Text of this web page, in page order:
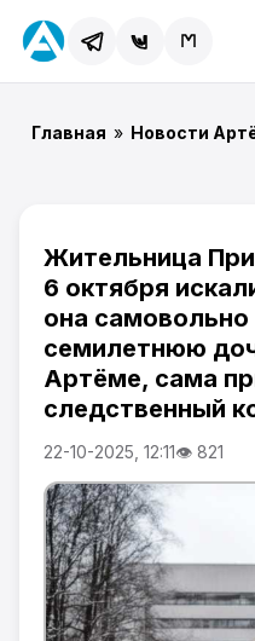
Главная » Новости
Жительница
6 октября
она
семилетнюю
Артёме, сама
следственный
22-10-2025, 12:11👁 821